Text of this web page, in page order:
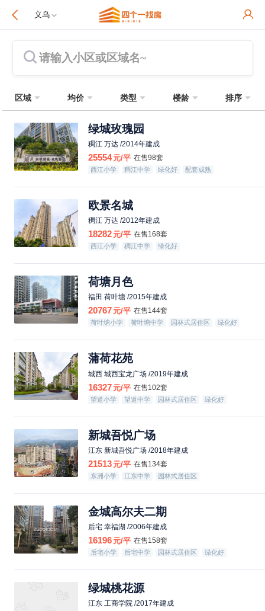
义乌
请输入小区或区域名~
区域 均价 类型 楼龄 排序
绿城玫瑰园
稠江 万达 /2014年建成
25554元/平 在售98套
西江小学 稠江中学 绿化好 配套成熟
欧景名城
稠江 万达 /2012年建成
18282元/平 在售168套
西江小学 稠江中学 绿化好
荷塘月色
福田 荷叶塘 /2015年建成
20767元/平 在售144套
荷叶塘小学 荷叶塘中学 园林式居住区 绿化好
蒲荷花苑
城西 城西宝龙广场 /2019年建成
16327元/平 在售102套
望道小学 望道中学 园林式居住区 绿化好
新城吾悦广场
江东 新城吾悦广场 /2018年建成
21513元/平 在售134套
东洲小学 江东中学 园林式居住区
金城高尔夫二期
后宅 幸福湖 /2006年建成
16196元/平 在售158套
后宅小学 后宅中学 园林式居住区 绿化好
绿城桃花源
江东 工商学院 /2017年建成